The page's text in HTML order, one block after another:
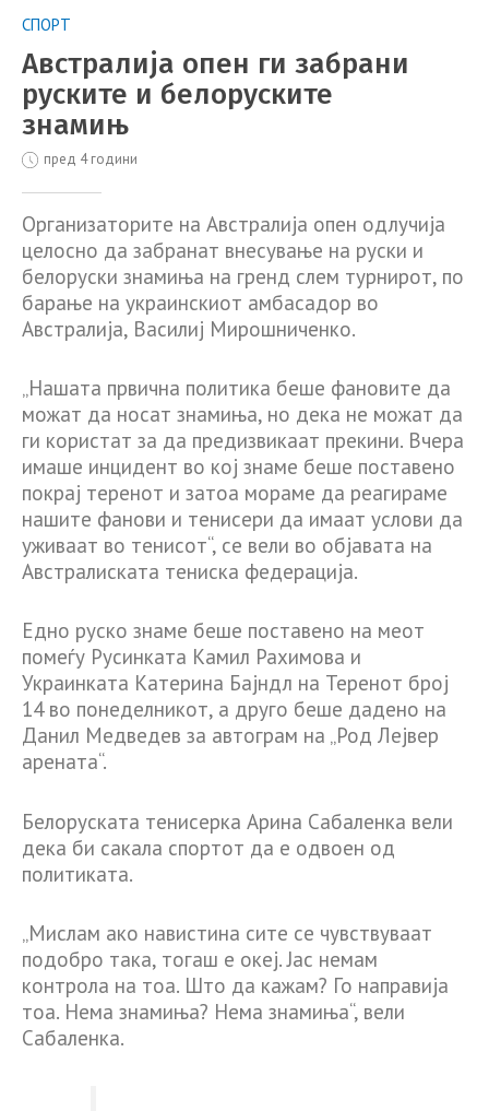
СПОРТ
Австралија опен ги забрани
руските и белоруските
знамињ
пред 4 години
Организаторите на Австралија опен одлучија
целосно да забранат внесување на руски и
белоруски знамиња на гренд слем турнирот, по
барање на украинскиот амбасадор во
Австралија, Василиј Мирошниченко.
„Нашата првична политика беше фановите да
можат да носат знамиња, но дека не можат да
ги користат за да предизвикаат прекини. Вчера
имаше инцидент во кој знаме беше поставено
покрај теренот и затоа мораме да реагираме
нашите фанови и тенисери да имаат услови да
уживаат во тенисот“, се вели во објавата на
Австралиската тениска федерација.
Едно руско знаме беше поставено на меот
помеѓу Русинката Камил Рахимова и
Украинката Катерина Бајндл на Теренот број
14 во понеделникот, а друго беше дадено на
Данил Медведев за автограм на „Род Лејвер
арената“.
Белоруската тенисерка Арина Сабаленка вели
дека би сакала спортот да е одвоен од
политиката.
„Мислам ако навистина сите се чувствуваат
подобро така, тогаш е океј. Јас немам
контрола на тоа. Што да кажам? Го направија
тоа. Нема знамиња? Нема знамиња“, вели
Сабаленка.